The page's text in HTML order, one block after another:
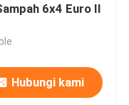
6x4 Euro Il
Hubungi kami